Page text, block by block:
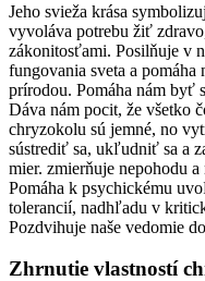
Jeho svieža krása
vyvoláva potrebu žiť
zákonitosťami. Posilňuje v
fungovania sveta a
prírodou. Pomáha nám byť
Dáva nám pocit, že všetko
chryzokolu sú jemné, no
sústrediť sa, ukľudniť sa a
mier. zmierňuje nepohodu
Pomáha k psychickému
tolerancií, nadhľadu v
Pozdvihuje naše vedomie
Zhrnutie vlastností